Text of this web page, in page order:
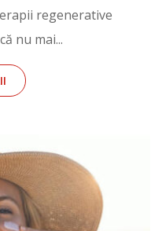
regenerative
nu mai...